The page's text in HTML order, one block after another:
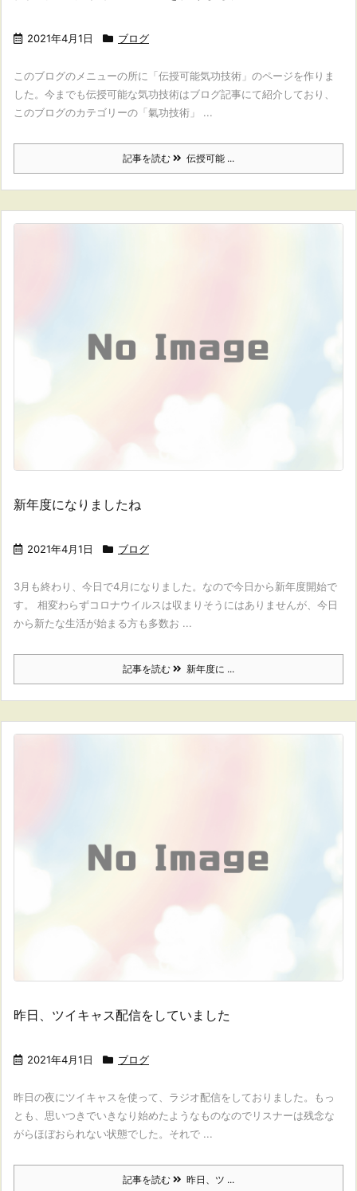
2021年4月1日 ブログ
このブログのメニューの所に「伝授可能気功技術」のページを作りま
した。今までも伝授可能な気功技術はブログ記事にて紹介しており、
このブログのカテゴリーの「氣功技術」 ...
記事を読む 伝授可能 ...
新年度になりましたね
2021年4月1日 ブログ
3月も終わり、今日で4月になりました。なので今日から新年度開始で
す。 相変わらずコロナウイルスは収まりそうにはありませんが、今日
から新たな生活が始まる方も多数お ...
記事を読む 新年度に ...
昨日、ツイキャス配信をしていました
2021年4月1日 ブログ
昨日の夜にツイキャスを使って、ラジオ配信をしておりました。もっ
とも、思いつきでいきなり始めたようなものなのでリスナーは残念な
がらほぼおられない状態でした。それで ...
記事を読む 昨日、ツ ...